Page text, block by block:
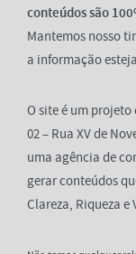
conteúdos são
Mantemos nosso
a informação
O site é um projeto
02 – Rua XV de
uma agência de
gerar conteúdos
Clareza, Riqueza e